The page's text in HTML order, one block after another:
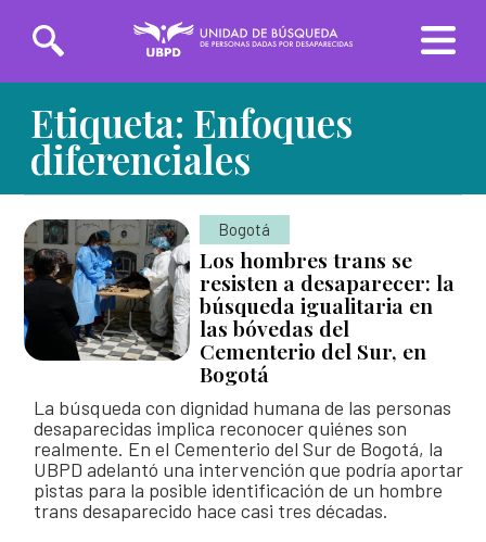
contenido
principal
Solicitudes de búsqueda
Entrega de información
Línea Nacional
01 8000-162
Línea Exterior
(+57)
INICIO
SOBRE LA UBPD
Misión y visión
Organigrama y directorio
Glosario de la búsqueda
Abecé de la Unidad de Búsqueda
TRANSPARENCIA
SERVICIO AL CIUDADANO
Sedes de la Unidad de Búsqueda
Solicitud de búsqueda | Entrega de información
PARTICIPA
Descripción general
Etiqueta: Enfoques
diferenciales
Bogotá
Los hombres trans se
resisten a desaparecer: la
búsqueda igualitaria en
las bóvedas del
Cementerio del Sur, en
Bogotá
La búsqueda con dignidad humana de las personas
desaparecidas implica reconocer quiénes son
realmente. En el Cementerio del Sur de Bogotá, la
UBPD adelantó una intervención que podría aportar
pistas para la posible identificación de un hombre
trans desaparecido hace casi tres décadas.